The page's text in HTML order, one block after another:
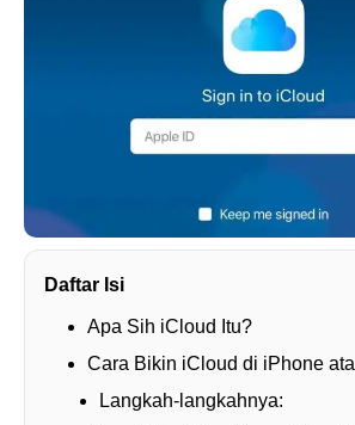
Daftar Isi
Apa Sih iCloud Itu?
Cara Bikin iCloud di iPhone
Langkah-langkahnya: